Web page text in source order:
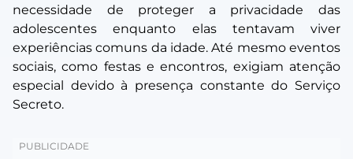
necessidade de proteger a privacidade das
adolescentes enquanto elas tentavam viver
experiências comuns da idade. Até mesmo eventos
sociais, como festas e encontros, exigiam atenção
especial devido à presença constante do Serviço
Secreto.